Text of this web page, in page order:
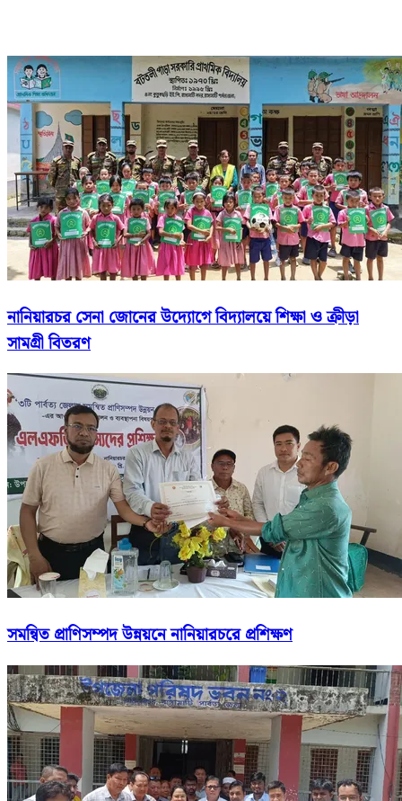
নানিয়ারচর সেনা জোনের উদ্যোগে বিদ্যালয়ে শিক্ষা ও ক্রীড়া
সামগ্রী বিতরণ
সমন্বিত প্রাণিসম্পদ উন্নয়নে নানিয়ারচরে প্রশিক্ষণ